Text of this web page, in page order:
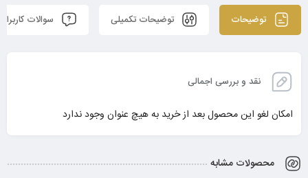
توضیحات توضیحات تکمیلی سوالات کاربران
نقد و بررسی اجمالی
امکان لغو این محصول بعد از خرید به هیچ عنوان وجود ندارد
محصولات مشابه